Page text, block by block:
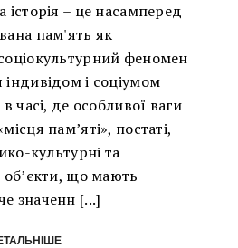
історія – це насамперед
пам'ять як
феномен
і соціумом
часі, де особливої ваги
пам’яті», постаті,
культурні та
об’єкти, що мають
значенн [...]